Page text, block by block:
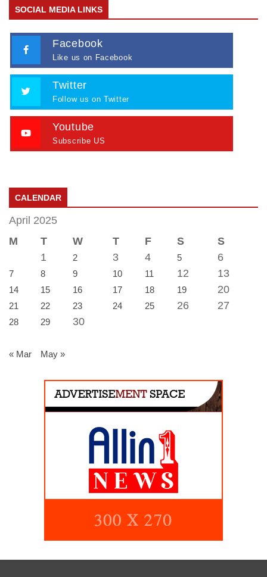
SOCIAL MEDIA LINKS
Facebook
Like us on Facebook
Twitter
Follow us on Twitter
Youtube
Subscribe US
CALENDAR
April 2025
M
T W T F S
S
1
2 3 4 5 6
7 8 9 10 11 12 13
14 15 16 17 18 19 20
21 22 23 24 25 26 27
28 29 30
« Mar May »